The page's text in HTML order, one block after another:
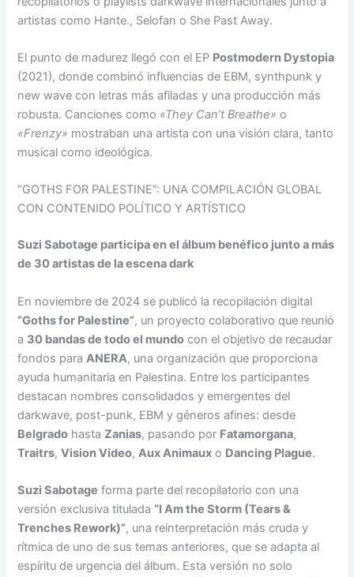
artistas como Hante., Selofan o She Past Away.
El punto de madurez llegó con el EP Postmodern Dystopia
(2021), donde combinó influencias de EBM, synthpunk y
new wave con letras más afiladas y una producción más
robusta. Canciones como «They Can’t Breathe» o
«Frenzy» mostraban una artista con una visión clara, tanto
musical como ideológica.
“GOTHS FOR PALESTINE”: UNA COMPILACIÓN GLOBAL
CON CONTENIDO POLÍTICO Y ARTÍSTICO
Suzi Sabotage participa en el álbum benéfico junto a más
de 30 artistas de la escena dark
En noviembre de 2024 se publicó la recopilación digital
“Goths for Palestine”, un proyecto colaborativo que reunió
a 30 bandas de todo el mundo con el objetivo de recaudar
fondos paraANERA, una organización que proporciona
ayuda humanitaria en Palestina. Entre los participantes
destacan nombres consolidados y emergentes del
darkwave, post-punk, EBM y géneros afines: desde
Belgrado hastaZanias, pasando por Fatamorgana,
Traitrs,Vision Video,Aux Animaux o Dancing Plague.
Suzi Sabotage forma parte del recopilatorio con una
versión exclusiva titulada “I Am the Storm (Tears &
Trenches Rework)”, una reinterpretación más cruda y
rítmica de uno de sus temas anteriores, que se adapta al
espíritu de urgencia del álbum. Esta versión no solo